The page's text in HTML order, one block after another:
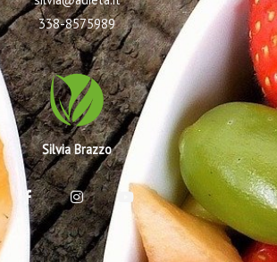
338-8575989
Silvia Brazzo
F
a
c
e
b
I
n
s
t
a
Y
o
u